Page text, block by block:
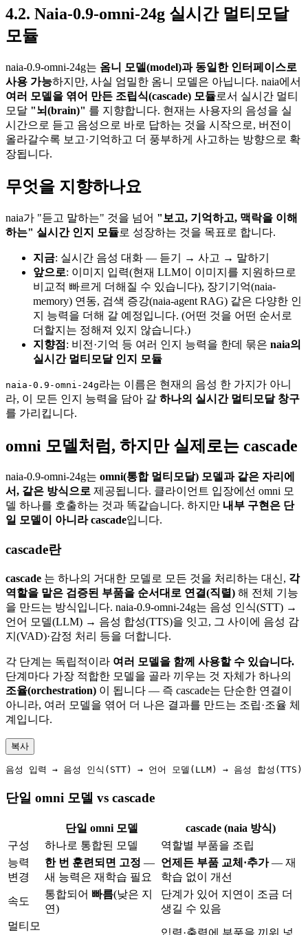
4.2. Naia-0.9-omni-24g 실시간 멀티모달
모듈
naia-0.9-omni-24g는 옴니 모델(model)과 동일한 인터페이스로
사용 가능하지만, 사실 엄밀한 옴니 모델은 아닙니다. naia에서
여러 모델을 엮어 만든 조립식(cascade) 모듈로서 실시간 멀티
모달 "뇌(brain)" 를 지향합니다. 현재는 사용자의 음성을 실
시간으로 듣고 음성으로 바로 답하는 것을 시작으로, 버전이
올라갈수록 보고·기억하고 더 풍부하게 사고하는 방향으로 확
장됩니다.
무엇을 지향하나요
naia가 "듣고 말하는" 것을 넘어 "보고, 기억하고, 맥락을 이해
하는" 실시간 인지 모듈로 성장하는 것을 목표로 합니다.
지금: 실시간 음성 대화 — 듣기 → 사고 → 말하기
앞으로: 이미지 입력(현재 LLM이 이미지를 지원하므로
비교적 빠르게 더해질 수 있습니다), 장기기억(naia-
memory) 연동, 검색 증강(naia-agent RAG) 같은 다양한 인
지 능력을 더해 갈 예정입니다. (어떤 것을 어떤 순서로
더할지는 정해져 있지 않습니다.)
지향점 : 비전·기억 등 여러 인지 능력을 한데 묶은 naia의
실시간 멀티모달 인지 모듈
naia-0.9-omni-24g라는 이름은 현재의 음성 한 가지가 아니
라, 이 모든 인지 능력을 담아 갈 하나의 실시간 멀티모달 창구
를 가리킵니다.
omni 모델처럼, 하지만 실제로는 cascade
naia-0.9-omni-24g는 omni(통합 멀티모달) 모델과 같은 자리에
서, 같은 방식으로 제공됩니다. 클라이언트 입장에선 omni 모
델 하나를 호출하는 것과 똑같습니다. 하지만 내부 구현은 단
일 모델이 아니라 cascade입니다.
cascade란
cascade 는 하나의 거대한 모델로 모든 것을 처리하는 대신, 각
역할을 맡은 검증된 부품을 순서대로 연결(직렬) 해 전체 기능
을 만드는 방식입니다. naia-0.9-omni-24g는 음성 인식(STT) →
언어 모델(LLM) → 음성 합성(TTS)을 잇고, 그 사이에 음성 감
지(VAD)·감정 처리 등을 더합니다.
각 단계는 독립적이라 여러 모델을 함께 사용할 수 있습니다.
단계마다 가장 적합한 모델을 골라 끼우는 것 자체가 하나의
조율(orchestration) 이 됩니다 — 즉 cascade는 단순한 연결이
아니라, 여러 모델을 엮어 더 나은 결과를 만드는 조립·조율 체
계입니다.
복사
단일 omni 모델 vs cascade
단일 omni 모델
cascade (naia 방식)
구성
하나로 통합된 모델
역할별 부품을 조립
능력
변경
한 번 훈련되면 고정 —
새 능력은 재학습 필요
언제든 부품 교체·추가— 재
학습 없이 개선
속도
통합되어 빠름(낮은 지
연)
단계가 있어 지연이 조금 더
생길 수 있음
멀티모